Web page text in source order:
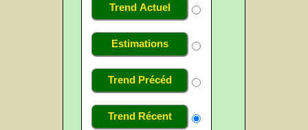
Trend Actuel
Estimations
Trend Précéd
Trend Récent